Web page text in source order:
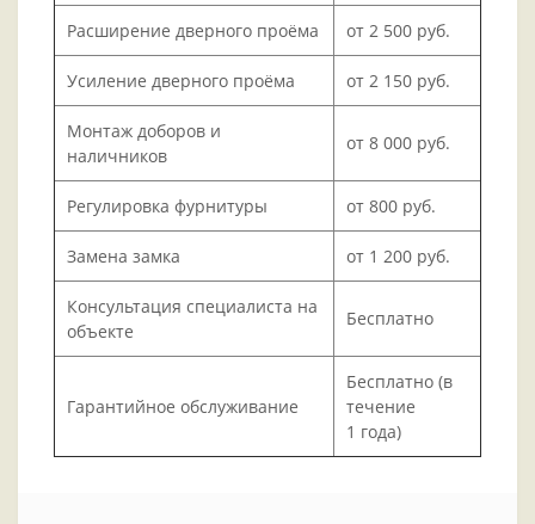
Расширение дверного проёма от 2 500 руб.
Усиление дверного проёма от 2 150 руб.
Монтаж доборов и
наличников
от 8 000 руб.
Регулировка фурнитуры от 800 руб.
Замена замка от 1 200 руб.
Консультация специалиста на
объекте
Бесплатно
Гарантийное обслуживание
Бесплатно (в
течение
1 года)